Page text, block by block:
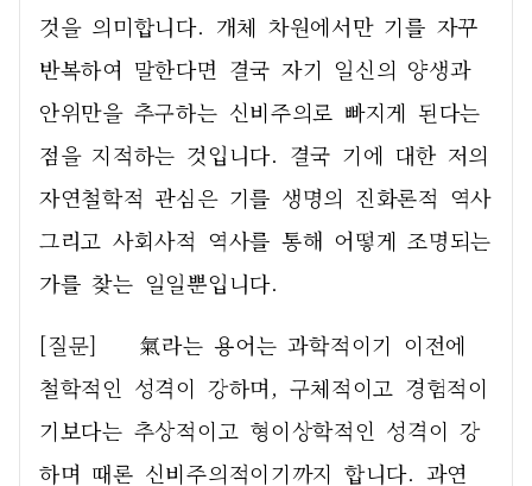
것을 의미합니다. 개체 차원에서만 기를 자꾸
반복하여 말한다면 결국 자기 일신의 양생과
안위만을 추구하는 신비주의로 빠지게 된다는
점을 지적하는 것입니다. 결국 기에 대한 저의
자연철학적 관심은 기를 생명의 진화론적 역사
그리고 사회사적 역사를 통해 어떻게 조명되는
가를 찾는 일일뿐입니다.
[질문]    氣라는 용어는 과학적이기 이전에
철학적인 성격이 강하며, 구체적이고 경험적이
기보다는 추상적이고 형이상학적인 성격이 강
하며 때론 신비주의적이기까지 합니다. 과연